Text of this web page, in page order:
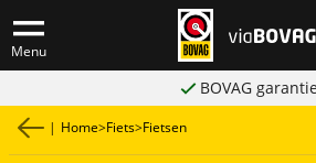
Menu
BOVAG
| Home>Fiets>Fietsen